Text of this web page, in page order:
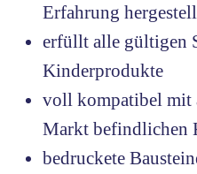
Erfahrung
erfüllt alle gültigen
Kinderprodukte
voll kompatibel mit
Markt befindlichen
bedruckete